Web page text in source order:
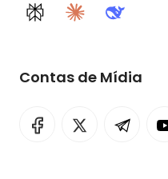
PerplexityClaudeDeepSeek
Contas de Mídia